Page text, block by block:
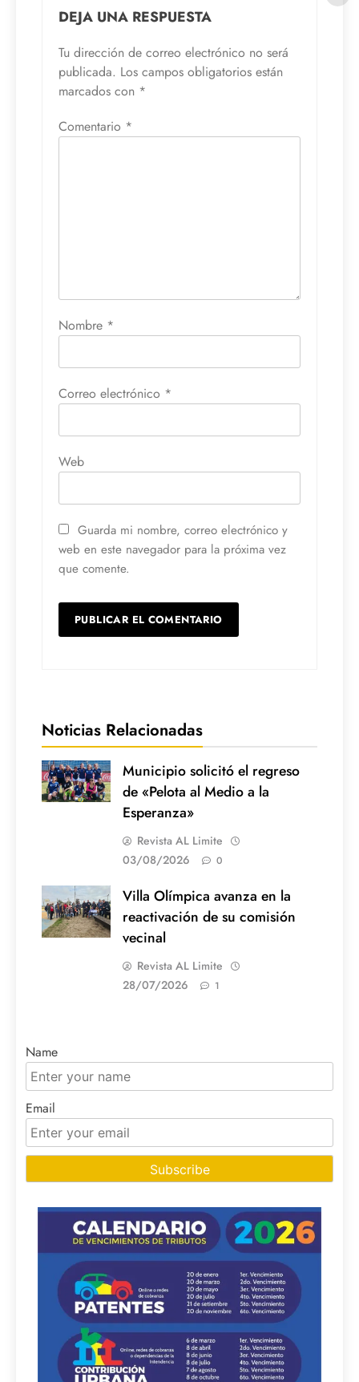
DEJA UNA RESPUESTA
Tu dirección de correo electrónico no será
publicada. Los campos obligatorios están
marcados con *
Comentario *
Nombre *
Correo electrónico *
Web
Guarda mi nombre, correo electrónico y
web en este navegador para la próxima vez
que comente.
Noticias Relacionadas
Municipio solicitó el regreso
de «Pelota al Medio a la
Esperanza»
Revista AL Limite
03/08/2026
0
Villa Olímpica avanza en la
reactivación de su comisión
vecinal
Revista AL Limite
28/07/2026
1
Name
Email